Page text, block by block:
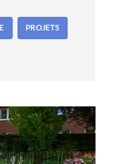
PROJETS